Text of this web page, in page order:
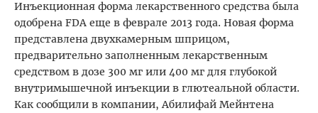
Инъекционная форма лекарственного средства была
одобрена FDA еще в феврале 2013 года. Новая форма
представлена двухкамерным шприцом,
предварительно заполненным лекарственным
средством в дозе 300 мг или 400 мг для глубокой
внутримышечной инъекции в глютеальной области.
Как сообщили в компании, Абилифай Мейнтена